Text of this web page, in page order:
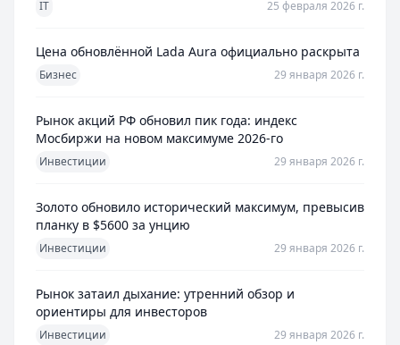
IT 25 февраля 2026 г.
Цена обновлённой Lada Aura официально раскрыта
Бизнес 29 января 2026 г.
Рынок акций РФ обновил пик года: индекс
Мосбиржи на новом максимуме 2026-го
Инвестиции 29 января 2026 г.
Золото обновило исторический максимум, превысив
планку в $5600 за унцию
Инвестиции 29 января 2026 г.
Рынок затаил дыхание: утренний обзор и
ориентиры для инвесторов
Инвестиции 29 января 2026 г.